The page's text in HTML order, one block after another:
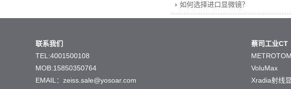
如何选择进口显微镜？
联系我们
TEL:4001500108
MOB:15850350764
EMAIL：zeiss.sale@yosoar.com
蔡司工业CT
METROTOM
VoluMax
Xradia射线